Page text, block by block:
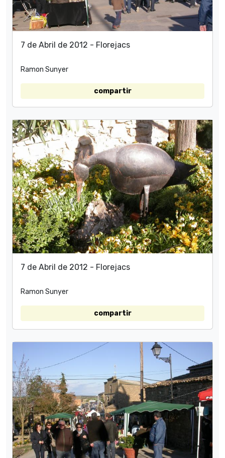
7 de Abril de 2012 - Florejacs
Ramon Sunyer
compartir
7 de Abril de 2012 - Florejacs
Ramon Sunyer
compartir